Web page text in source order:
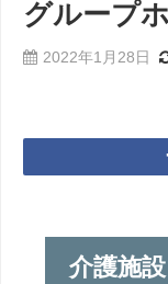
グループ
2022年1月28日
介護施